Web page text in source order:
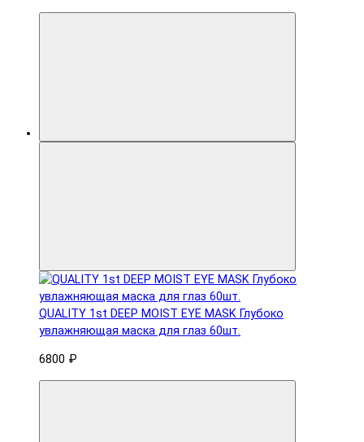
QUALITY 1st DEEP MOIST EYE MASK Глубоко
увлажняющая маска для глаз 60шт.
6800 ₽